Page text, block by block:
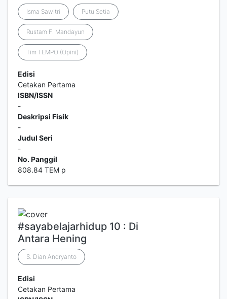
Isma Sawitri Putu Setia
Rustam F. Mandayun
Tim TEMPO (Opini)
Edisi
Cetakan Pertama
ISBN/ISSN
-
Deskripsi Fisik
-
Judul Seri
-
No. Panggil
808.84 TEM p
#sayabelajarhidup 10 : Di
Antara Hening
S. Dian Andryanto
Edisi
Cetakan Pertama